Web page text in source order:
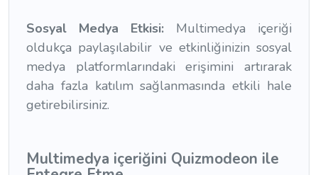
Sosyal Medya Etkisi: Multimedya içeriği
oldukça paylaşılabilir ve etkinliğinizin sosyal
medya platformlarındaki erişimini artırarak
daha fazla katılım sağlanmasında etkili hale
getirebilirsiniz.
Multimedya içeriğini Quizmodeon ile